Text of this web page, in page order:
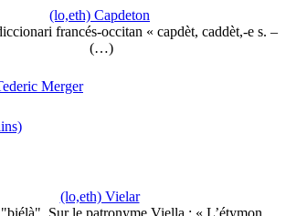
(lo,eth) Capdeton
francés-occitan « capdèt, caddèt,-e s. –
(…)
Merger
(lo,eth) Vielar